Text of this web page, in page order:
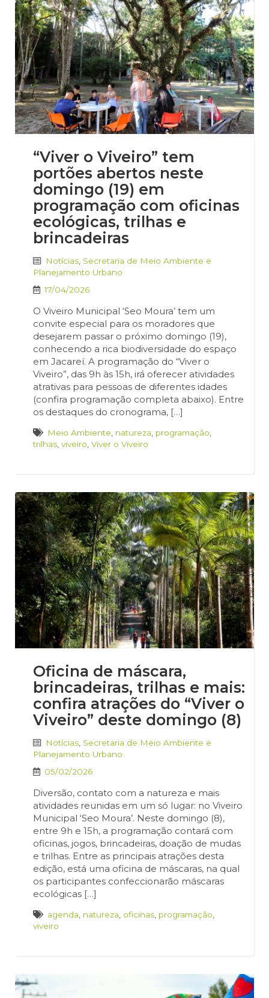
“Viver o Viveiro” tem
portões abertos neste
domingo (19) em
programação com oficinas
ecológicas, trilhas e
brincadeiras
Notícias Secretaria de Meio Ambiente e
Planejamento Urbano
17/04/2026
O Viveiro Municipal ‘Seo Moura’ tem um
convite especial para os moradores que
desejarem passar o próximo domingo (19),
conhecendo a rica biodiversidade do espaço
em Jacareí. A programação do “Viver o
Viveiro”, das 9h às 15h, irá oferecer atividades
atrativas para pessoas de diferentes idades
(confira programação completa abaixo). Entre
os destaques do cronograma, […]
Meio Ambiente natureza programação
trilhas viveiro Viver o Viveiro
Oficina de máscara,
brincadeiras, trilhas e mais:
confira atrações do “Viver o
Viveiro” deste domingo (8)
Notícias Secretaria de Meio Ambiente e
Planejamento Urbano
05/02/2026
Diversão, contato com a natureza e mais
atividades reunidas em um só lugar: no Viveiro
Municipal ‘Seo Moura’. Neste domingo (8),
entre 9h e 15h, a programação contará com
oficinas, jogos, brincadeiras, doação de mudas
e trilhas. Entre as principais atrações desta
edição, está uma oficina de máscaras, na qual
os participantes confeccionarão máscaras
ecológicas […]
agenda natureza oficinas programação
viveiro